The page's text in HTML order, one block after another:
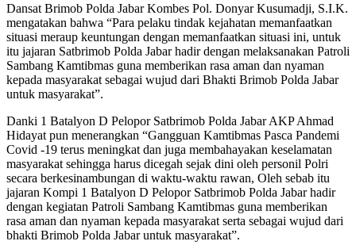
Dansat Brimob Polda Jabar Kombes Pol. Donyar Kusumadji, S.I.K.
mengatakan bahwa “Para pelaku tindak kejahatan memanfaatkan
situasi meraup keuntungan dengan memanfaatkan situasi ini, untuk
itu jajaran Satbrimob Polda Jabar hadir dengan melaksanakan Patroli
Sambang Kamtibmas guna memberikan rasa aman dan nyaman
kepada masyarakat sebagai wujud dari Bhakti Brimob Polda Jabar
untuk masyarakat”.
Danki 1 Batalyon D Pelopor Satbrimob Polda Jabar AKP Ahmad
Hidayat pun menerangkan “Gangguan Kamtibmas Pasca Pandemi
Covid -19 terus meningkat dan juga membahayakan keselamatan
masyarakat sehingga harus dicegah sejak dini oleh personil Polri
secara berkesinambungan di waktu-waktu rawan, Oleh sebab itu
jajaran Kompi 1 Batalyon D Pelopor Satbrimob Polda Jabar hadir
dengan kegiatan Patroli Sambang Kamtibmas guna memberikan
rasa aman dan nyaman kepada masyarakat serta sebagai wujud dari
bhakti Brimob Polda Jabar untuk masyarakat”.